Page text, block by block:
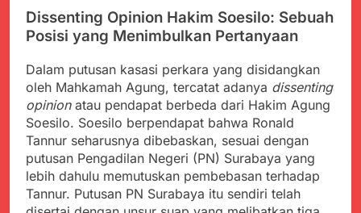
Perhatiannya, Satgas
Yonif 310/KK Berikan
Bantuan Duka Cita
Juli 20, 2024
Polda Jabar Beberkan
Perkembangan
Terbaru Kasus Dago
Elos
Juli 20, 2024
Kejaksaan Negeri Kab
Sukabumi didesak usut
Tuntas Dugaan
penyelewengan
Pengadaan Buku Simi
Juli 19, 2024
Diduga Kuat
Inspektorat Kab,
Sukabumi
menyalahgunakan
Juli 19, 2024
Sambut Tahun Ajaran
Dissenting Opinion Hakim Soesilo: Sebuah
Posisi yang Menimbulkan Pertanyaan
Dalam putusan kasasi perkara yang disidangkan
oleh Mahkamah Agung, tercatat adanya dissenting
opinionatau pendapat berbeda dari Hakim Agung
Soesilo. Soesilo berpendapat bahwa Ronald
Tannur seharusnya dibebaskan, sesuai dengan
putusan Pengadilan Negeri (PN) Surabaya yang
lebih dahulu memutuskan pembebasan terhadap
Tannur. Putusan PN Surabaya itu sendiri telah